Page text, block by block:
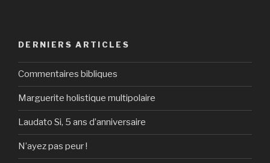
DERNIERS ARTICLES
Commentaires bibliques
Marguerite holistique multipolaire
Laudato Si, 5 ans d’anniversaire
N’ayez pas peur !